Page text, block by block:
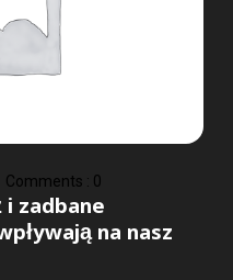
Comments : 0
i zadbane
na nasz